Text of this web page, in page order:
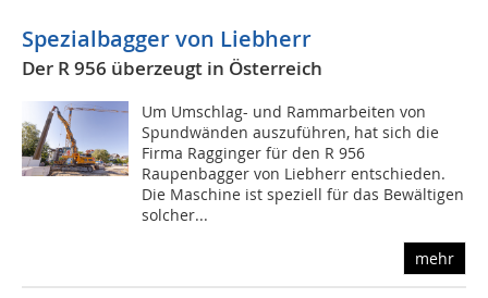
Spezialbagger von Liebherr
Der R 956 überzeugt in Österreich
Um Umschlag- und Rammarbeiten von
Spundwänden auszuführen, hat sich die
Firma Ragginger für den R 956
Raupenbagger von Liebherr entschieden.
Die Maschine ist speziell für das Bewältigen
solcher...
mehr